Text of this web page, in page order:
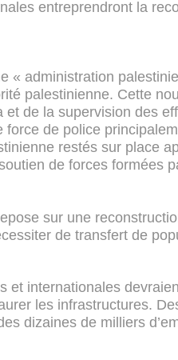
entreprendront la
« administration
palestinienne. Cette
de la supervision des
force de police
restés sur place
de forces formées
sur une
de transfert de
et internationales
les infrastructures.
dizaines de milliers